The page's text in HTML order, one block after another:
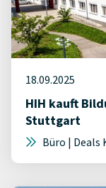
18.09.2025
HIH kauft
Stuttgart
Büro | Deals